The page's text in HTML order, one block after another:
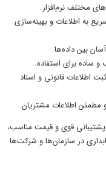
مختلف نرم‌افزار.
به اطلاعات و بهینه‌سازی
بین داده‌ها.
ساده برای استفاده.
اطلاعات قانونی و اسناد
اطلاعات مشتریان.
پشتیبانی قوی و قیمت مناسب،
در سازمان‌ها و شرکت‌ها